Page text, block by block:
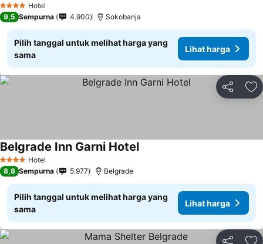
4 BintangHotel
9,5 Sempurna 4.900 Sokobanja
Pilih tanggal untuk melihat harga yang
sama
Lihat harga
Bagikan
4 BintangHotel
Belgrade Inn Garni Hotel
8,8 Sempurna 5.977 Belgrade
Pilih tanggal untuk melihat harga yang
sama
Lihat harga